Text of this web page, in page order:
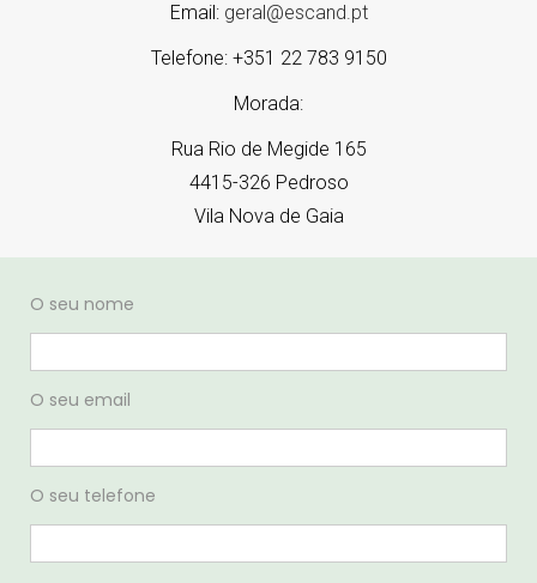
Email: geral@escand.pt
Telefone: +351 22 783 9150
Morada:
Rua Rio de Megide 165
4415-326 Pedroso
Vila Nova de Gaia
O seu nome
O seu email
O seu telefone